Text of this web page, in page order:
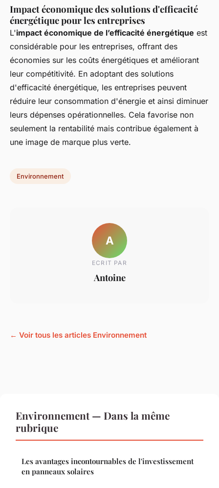
Impact économique des solutions d'efficacité
énergétique pour les entreprises
L'impact économique de l’efficacité énergétique est
considérable pour les entreprises, offrant des
économies sur les coûts énergétiques et améliorant
leur compétitivité. En adoptant des solutions
d'efficacité énergétique, les entreprises peuvent
réduire leur consommation d'énergie et ainsi diminuer
leurs dépenses opérationnelles. Cela favorise non
seulement la rentabilité mais contribue également à
une image de marque plus verte.
Environnement
A
ECRIT PAR
Antoine
← Voir tous les articles Environnement
Environnement — Dans la même
rubrique
Les avantages incontournables de l'investissement
en panneaux solaires